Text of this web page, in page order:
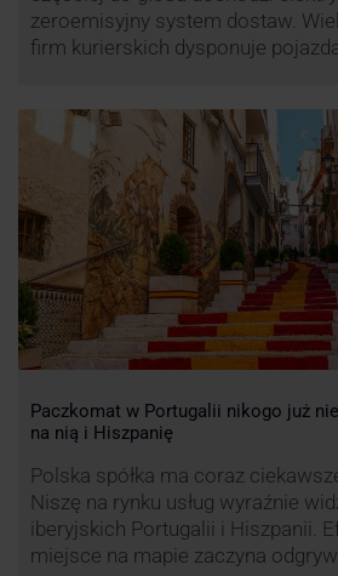
zeroemisyjny system dostaw.
firm kurierskich dysponuje
ale też sposobie rozliczania pracy
wprowadzić również InPost. To
sprzeciw pracowników …
Paczkomat w Portugalii nikogo już
na nią i Hiszpanię
Polska spółka ma coraz
Niszę na rynku usług wyraźnie
iberyjskich Portugalii i Hiszpanii.
miejsce na mapie zaczyna